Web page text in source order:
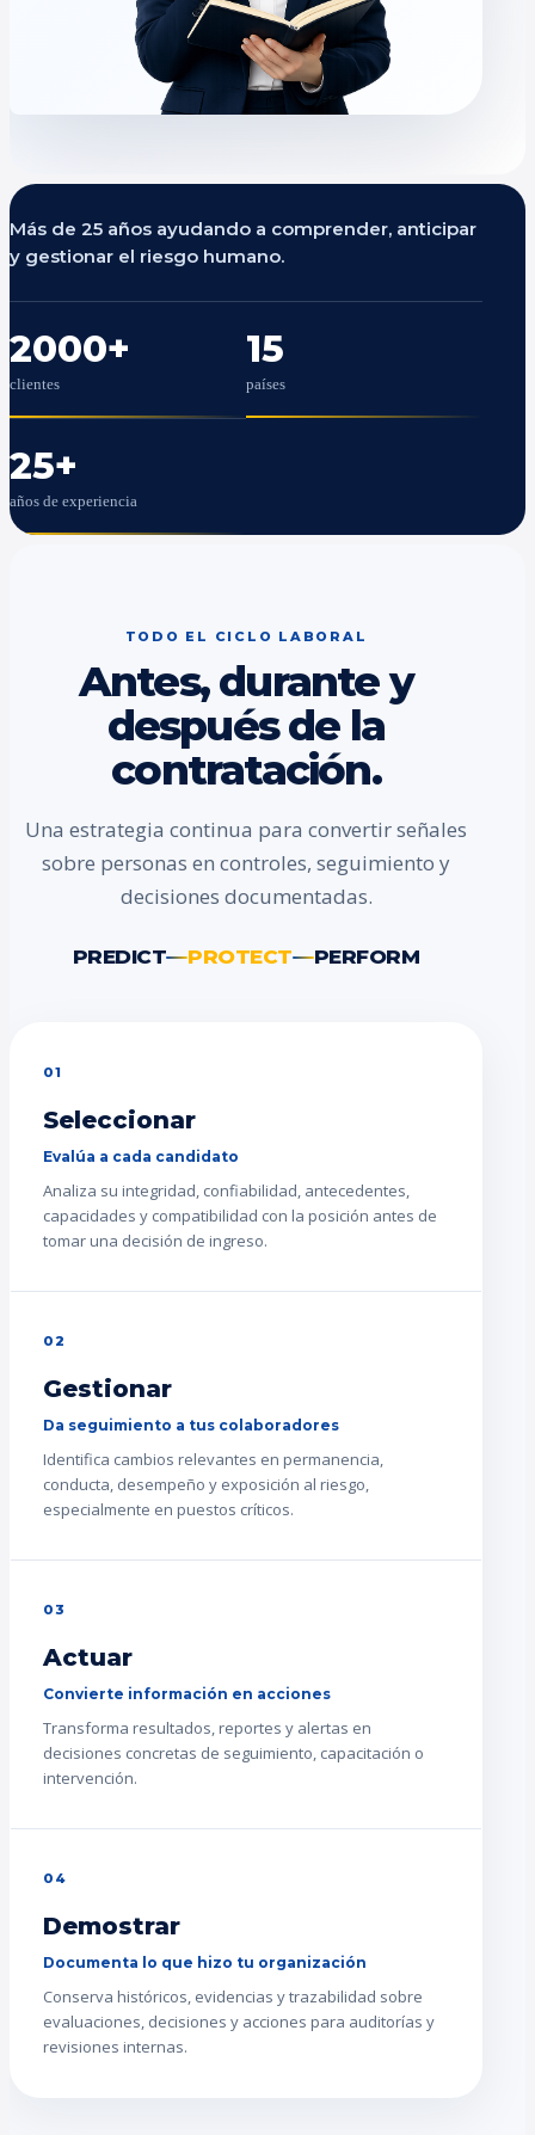
Más de 25 años ayudando a comprender, anticipar
y gestionar el riesgo humano.
2000+
clientes
15
países
25+
años de experiencia
TODO EL CICLO LABORAL
Antes, durante y
después de la
contratación.
Una estrategia continua para convertir señales
sobre personas en controles, seguimiento y
decisiones documentadas.
PREDICT PROTECT PERFORM
01
Seleccionar
Evalúa a cada candidato
Analiza su integridad, confiabilidad, antecedentes,
capacidades y compatibilidad con la posición antes de
tomar una decisión de ingreso.
02
Gestionar
Da seguimiento a tus colaboradores
Identifica cambios relevantes en permanencia,
conducta, desempeño y exposición al riesgo,
especialmente en puestos críticos.
03
Actuar
Convierte información en acciones
Transforma resultados, reportes y alertas en
decisiones concretas de seguimiento, capacitación o
intervención.
04
Demostrar
Documenta lo que hizo tu organización
Conserva históricos, evidencias y trazabilidad sobre
evaluaciones, decisiones y acciones para auditorías y
revisiones internas.